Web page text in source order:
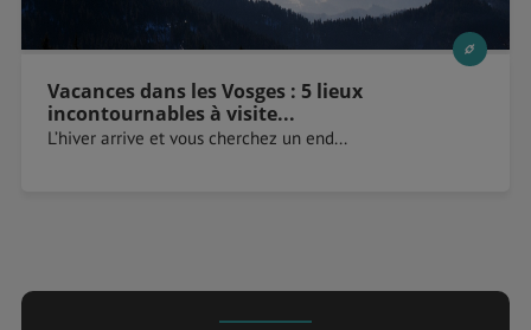
Vacances dans les Vosges : 5 lieux
incontournables à visite...
L’hiver arrive et vous cherchez un end...